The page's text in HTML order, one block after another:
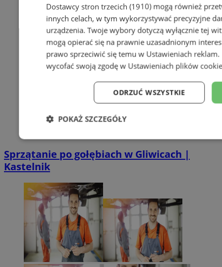
Sprzątanie po gołębiach w Gliwicach |
Kastelnik
Dostawcy stron trzecich (1910)mogą również
innych celach, w tym wykorzystywać precyzyjne
urządzenia. Twoje wybory dotyczą wyłącznie tej
mogą opierać się na prawnie uzasadnionym
prawo sprzeciwić się temu w Ustawieniach reklam.
wycofać swoją zgodę w Ustawieniach plików cookie
ODRZUĆ WSZYSTKIE
POKAŻ SZCZEGÓŁY
Niezbędne Wydajność
Niezbędne Wydajność Targetowanie